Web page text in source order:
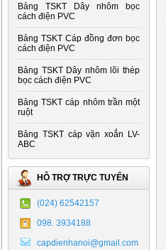
Bảng TSKT Dây nhôm bọc
cách điện PVC
Bảng TSKT Cáp đồng đơn bọc
cách điện PVC
Bảng TSKT Dây nhôm lõi thép
bọc cách điện PVC
Bảng TSKT cáp nhôm trần một
ruột
Bảng TSKT cáp vặn xoắn LV-
ABC
HỖ TRỢ TRỰC TUYẾN
(024) 62542157
098. 3934188
capdienhanoi@gmail.com